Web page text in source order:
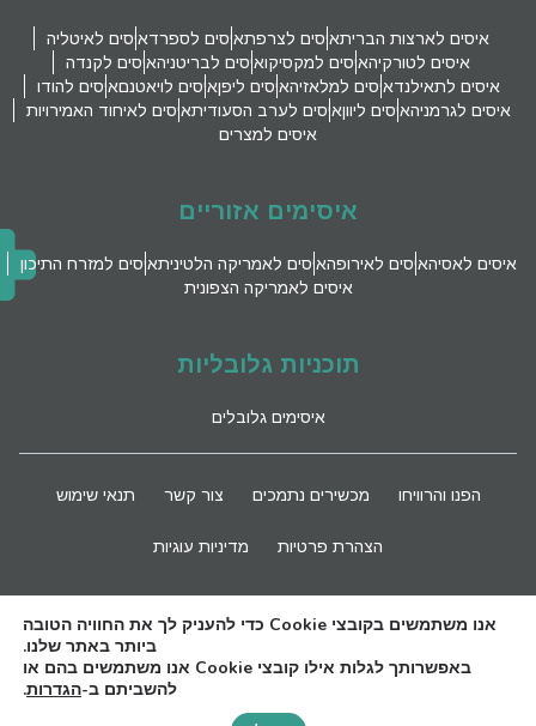
איסים לארצות הבריתאיסים לצרפתאיסים לספרדאיסים לאיטליה
איסים לטורקיהאיסים למקסיקואיסים לבריטניהאיסים לקנדה
איסים לתאילנדאיסים למלאזיהאיסים ליפןאיסים לויאטנםאיסים להודו
איסים לגרמניהאיסים ליווןאיסים לערב הסעודיתאיסים לאיחוד האמירויות
איסים למצרים
איסימים אזוריים
איסים לאסיהאיסים לאירופהאיסים לאמריקה הלטיניתאיסים למזרח התיכון
איסים לאמריקה הצפונית
תוכניות גלובליות
איסימים גלובלים
הפנו והרוויחו מכשירים נתמכים צור קשר תנאי שימוש
הצהרת פרטיות מדיניות עוגיות
אנו משתמשים בקובצי Cookie כדי להעניק לך את החוויה הטובה
ביותר באתר שלנו.
באפשרותך לגלות אילו קובצי Cookie אנו משתמשים בהם או
להשביתם ב-הגדרות.